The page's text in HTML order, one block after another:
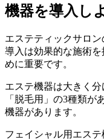
機器を導入し
エステティックサロ
導入は効果的な施術
めに重要です。
エステ機器は大きく分
「脱毛用」の3種類が
機器があります。
フェイシャル用エス